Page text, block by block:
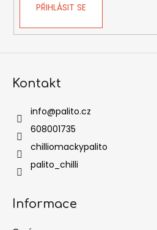
PŘIHLÁSIT SE
Kontakt
info@palito.cz
608001735
chilliomackypalito
palito_chilli
Informace